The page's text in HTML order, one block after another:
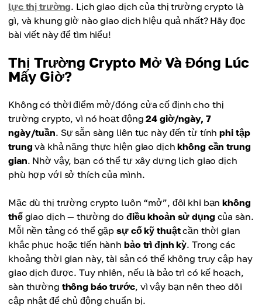
lực thị trường. Lịch giao dịch của thị trường crypto là
gì, và khung giờ nào giao dịch hiệu quả nhất? Hãy đọc
bài viết này để tìm hiểu!
Thị Trường Crypto Mở Và Đóng Lúc
Mấy Giờ?
Không có thời điểm mở/đóng cửa cố định cho thị
trường crypto, vì nó hoạt động24 giờ/ngày, 7
ngày/tuần. Sự sẵn sàng liên tục này đến từ tínhphi tập
trung và khả năng thực hiện giao dịchkhông cần trung
gian. Nhờ vậy, bạn có thể tự xây dựng lịch giao dịch
phù hợp với sở thích của mình.
Mặc dù thị trường crypto luôn “mở”, đôi khi bạnkhông
thểgiao dịch — thường do điều khoản sử dụng của sàn.
Mỗi nền tảng có thể gặpsự cố kỹ thuậtcần thời gian
khắc phục hoặc tiến hành bảo trì định kỳ. Trong các
khoảng thời gian này, tài sản có thể không truy cập hay
giao dịch được. Tuy nhiên, nếu là bảo trì có kế hoạch,
sàn thường thông báo trước, vì vậy bạn nên theo dõi
cập nhật để chủ động chuẩn bị.